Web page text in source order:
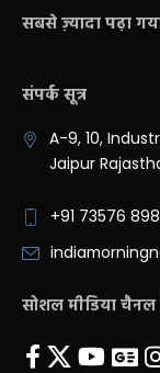
सबसे ज़्यादा पढ़ा
संपर्क सूत्र
A-9, 10,
Jaipur
+91 73576
सोशल मीडिया